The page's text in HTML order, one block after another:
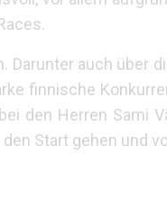
auch über
finnische
den Herren Sami
Start gehen und